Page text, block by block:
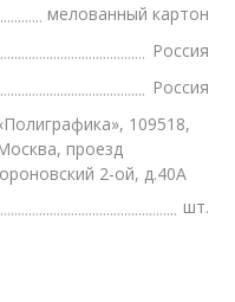
мелованный картон
Россия
Россия
109518,
проезд
2-ой, д.40А
шт.